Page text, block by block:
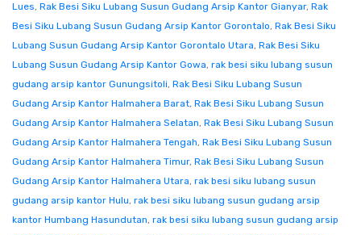
Lues, Rak Besi Siku Lubang Susun Gudang Arsip Kantor Gianyar, Rak
Besi Siku Lubang Susun Gudang Arsip Kantor Gorontalo, Rak Besi Siku
Lubang Susun Gudang Arsip Kantor Gorontalo Utara, Rak Besi Siku
Lubang Susun Gudang Arsip Kantor Gowa, rak besi siku lubang susun
gudang arsip kantor Gunungsitoli, Rak Besi Siku Lubang Susun
Gudang Arsip Kantor Halmahera Barat, Rak Besi Siku Lubang Susun
Gudang Arsip Kantor Halmahera Selatan, Rak Besi Siku Lubang Susun
Gudang Arsip Kantor Halmahera Tengah, Rak Besi Siku Lubang Susun
Gudang Arsip Kantor Halmahera Timur, Rak Besi Siku Lubang Susun
Gudang Arsip Kantor Halmahera Utara, rak besi siku lubang susun
gudang arsip kantor Hulu, rak besi siku lubang susun gudang arsip
kantor Humbang Hasundutan, rak besi siku lubang susun gudang arsip